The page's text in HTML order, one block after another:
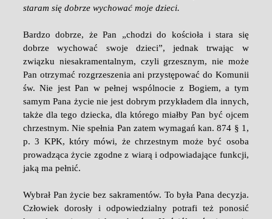
staram się dobrze wychować moje dzieci.
Bardzo dobrze, że Pan „chodzi do kościoła i stara się
dobrze wychować swoje dzieci”, jednak trwając w
związku niesakramentalnym, czyli grzesznym, nie może
Pan otrzymać rozgrzeszenia ani przystępować do Komunii
św. Nie jest Pan w pełnej wspólnocie z Bogiem, a tym
samym Pana życie nie jest dobrym przykładem dla innych,
także dla tego dziecka, dla którego miałby Pan być ojcem
chrzestnym. Nie spełnia Pan zatem wymagań kan. 874 § 1,
p. 3 KPK, który mówi, że chrzestnym może być osoba
prowadząca życie zgodne z wiarą i odpowiadające funkcji,
jaką ma pełnić.
Wybrał Pan życie bez sakramentów. To była Pana decyzja.
Człowiek dorosły i odpowiedzialny potrafi też ponosić